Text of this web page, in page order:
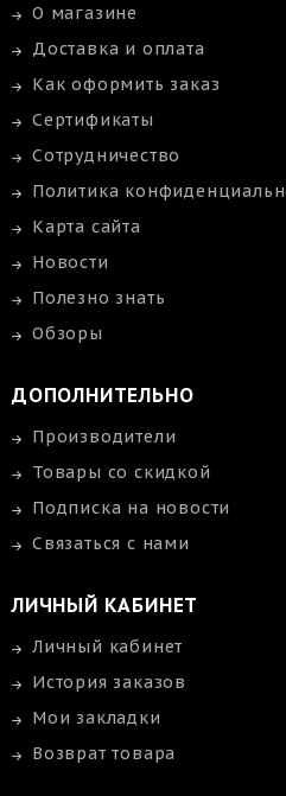
О магазине
Доставка и оплата
Как оформить заказ
Сертификаты
Сотрудничество
Политика
Карта сайта
Новости
Полезно знать
Обзоры
ДОПОЛНИТЕЛЬНО
Производители
Товары со скидкой
Подписка на новости
Связаться с нами
ЛИЧНЫЙ КАБИНЕТ
Личный кабинет
История заказов
Мои закладки
Возврат товара